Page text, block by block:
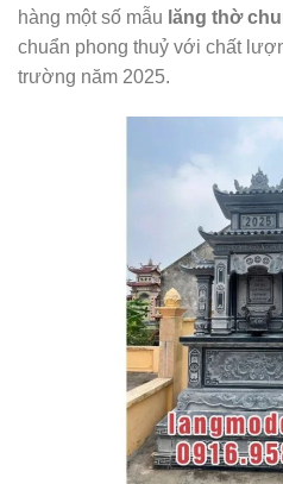
hàng một số mẫu lăng thờ
chuẩn phong thuỷ với chất
trường năm 2025.